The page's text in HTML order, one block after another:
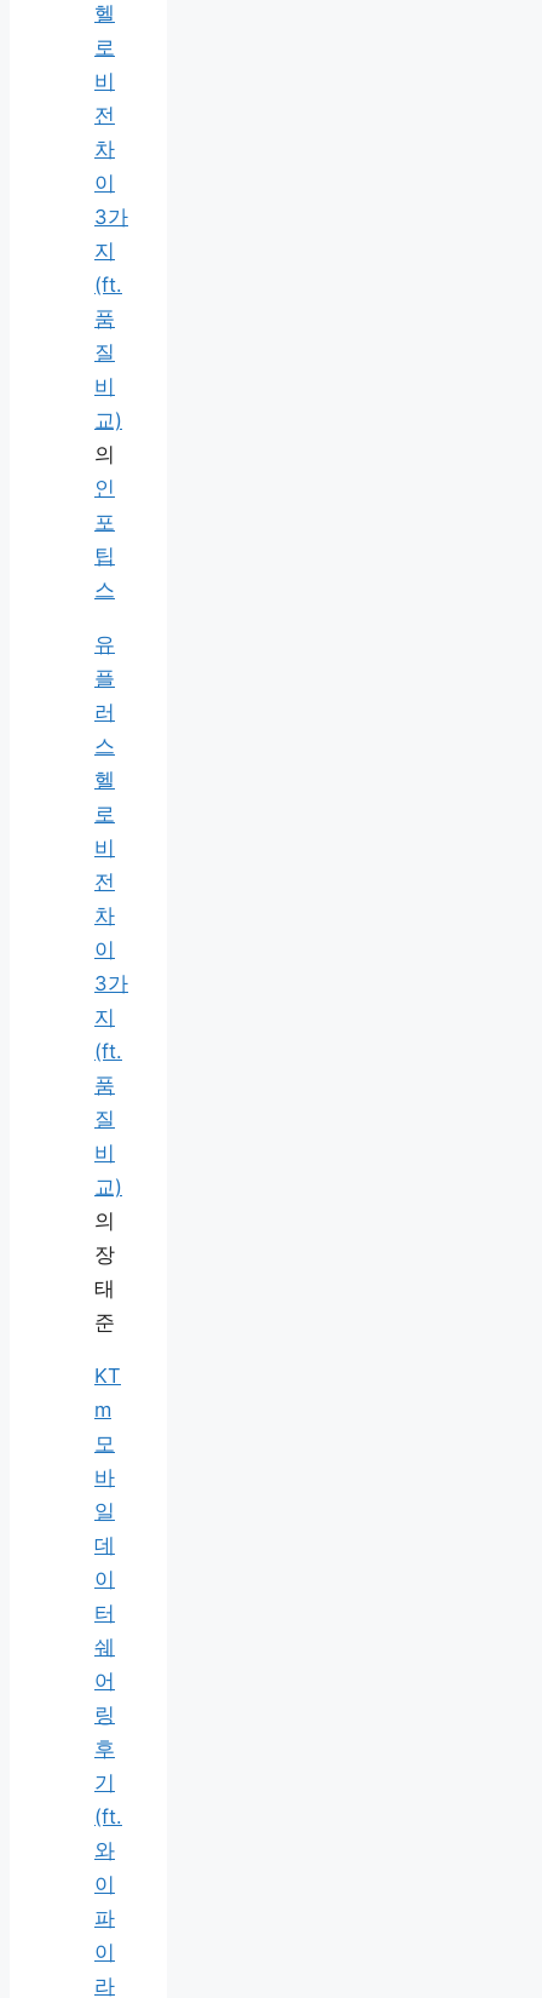
헬
로
비
전
차
이
3가
지
(ft.
품
질
비
교)
의
인
포
팁
스
유
플
러
스
헬
로
비
전
차
이
3가
지
(ft.
품
질
비
교)
의
장
태
준
KT
m
모
바
일
데
이
터
쉐
어
링
후
기
(ft.
와
이
파
이
라